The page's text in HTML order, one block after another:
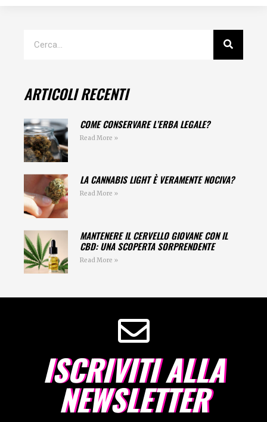
ARTICOLI RECENTI
COME CONSERVARE L’ERBA LEGALE?
Read More »
LA CANNABIS LIGHT È VERAMENTE NOCIVA?
Read More »
MANTENERE IL CERVELLO GIOVANE CON IL
CBD: UNA SCOPERTA SORPRENDENTE
Read More »
ISCRIVITI ALLA
NEWSLETTER